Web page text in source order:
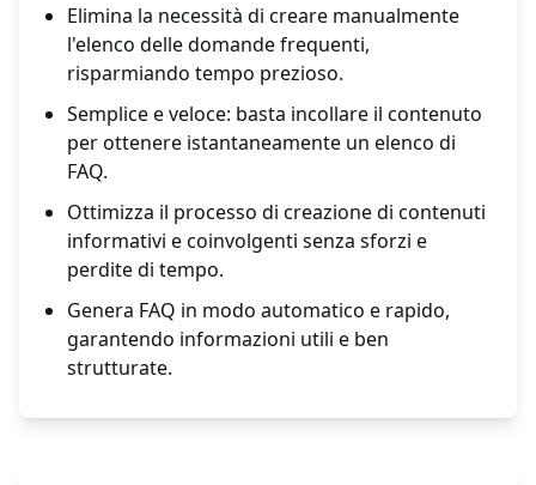
Elimina la necessità di creare manualmente
l'elenco delle domande frequenti,
risparmiando tempo prezioso.
Semplice e veloce: basta incollare il contenuto
per ottenere istantaneamente un elenco di
FAQ.
Ottimizza il processo di creazione di contenuti
informativi e coinvolgenti senza sforzi e
perdite di tempo.
Genera FAQ in modo automatico e rapido,
garantendo informazioni utili e ben
strutturate.